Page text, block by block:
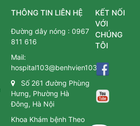
THÔNG TIN LIÊN HỆ
Đường dây nóng :0967
811 616
Mail:
hospital103@benhvien103.vn
Số 261 đường Phùng
Hưng, Phường Hà
Đông, Hà Nội
Khoa Khám bệnh Theo
KẾT NỐI
VỚI
CHÚNG
TÔI